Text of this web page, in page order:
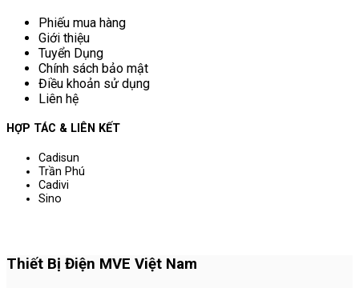
Phiếu mua hàng
Giới thiệu
Tuyển Dụng
Chính sách bảo mật
Điều khoản sử dụng
Liên hệ
HỢP TÁC & LIÊN KẾT
Cadisun
Trần Phú
Cadivi
Sino
Thiết Bị Điện MVE Việt Nam